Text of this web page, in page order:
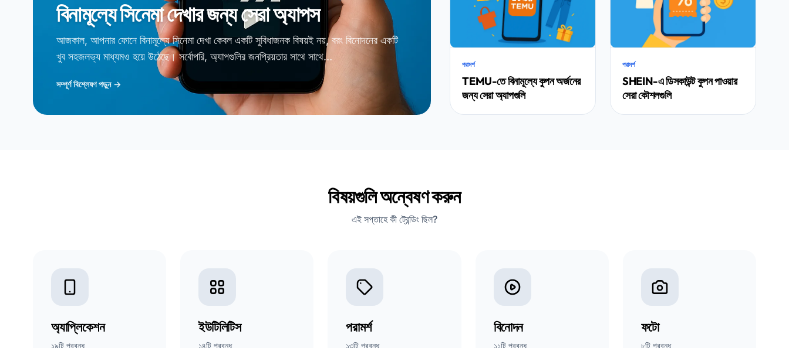
বিনামূল্যে সিনেমা দেখার জন্য সেরা অ্যাপস
আজকাল, আপনার ফোনে বিনামূল্যে সিনেমা দেখা কেবল একটি সুবিধাজনক বিষয়ই নয়, বরং বিনোদনের একটি
খুব সহজলভ্য মাধ্যমও হয়ে উঠেছে। সর্বোপরি, অ্যাপগুলির জনপ্রিয়তার সাথে সাথে…
সম্পূর্ণ বিশ্লেষণ পড়ুন →
পরামর্শ
TEMU-তে বিনামূল্যে কুপন অর্জনের
জন্য সেরা অ্যাপগুলি
পরামর্শ
SHEIN-এ ডিসকাউন্ট কুপন পাওয়ার
সেরা কৌশলগুলি
বিষয়গুলি অন্বেষণ করুন
এই সপ্তাহে কী ট্রেন্ডিং ছিল?
অ্যাপ্লিকেশন
১৯টি প্রবন্ধ
ইউটিলিটিস
১৪টি প্রবন্ধ
পরামর্শ
১৩টি প্রবন্ধ
বিনোদন
১১টি প্রবন্ধ
ফটো
৮টি প্রবন্ধ